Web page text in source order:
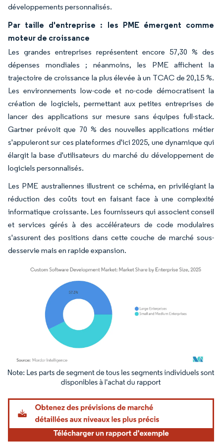
développements personnalisés.
Par taille d'entreprise : les PME émergent comme
moteur de croissance
Les grandes entreprises représentent encore 57,30 % des
dépenses mondiales ; néanmoins, les PME affichent la
trajectoire de croissance la plus élevée à un TCAC de 20,15 %.
Les environnements low-code et no-code démocratisent la
création de logiciels, permettant aux petites entreprises de
lancer des applications sur mesure sans équipes full-stack.
Gartner prévoit que 70 % des nouvelles applications métier
s'appuieront sur ces plateformes d'ici 2025, une dynamique qui
élargit la base d'utilisateurs du marché du développement de
logiciels personnalisés.
Les PME australiennes illustrent ce schéma, en privilégiant la
réduction des coûts tout en faisant face à une complexité
informatique croissante. Les fournisseurs qui associent conseil
et services gérés à des accélérateurs de code modulaires
s'assurent des positions dans cette couche de marché sous-
desservie mais en rapide expansion.
Image © Mordor Intelligence. La réutilisation nécessite une attribution sous CC BY